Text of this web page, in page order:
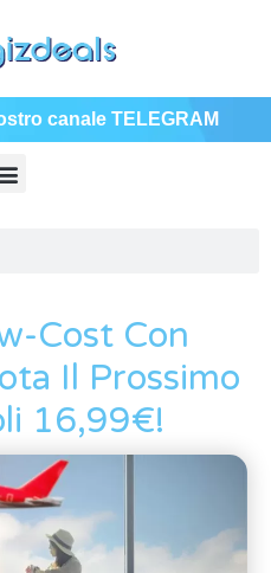
canale TELEGRAM
Cost Con
Il Prossimo
16,99€!